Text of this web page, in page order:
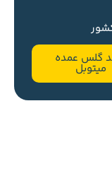
گلس عمده
میتوبل